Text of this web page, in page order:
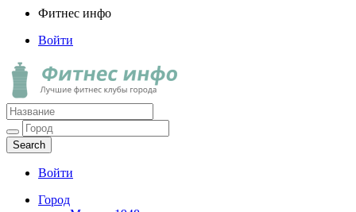
Фитнес инфо
Войти
Фитнес инфо
Лучшие фитнес клубы города
Войти
Город